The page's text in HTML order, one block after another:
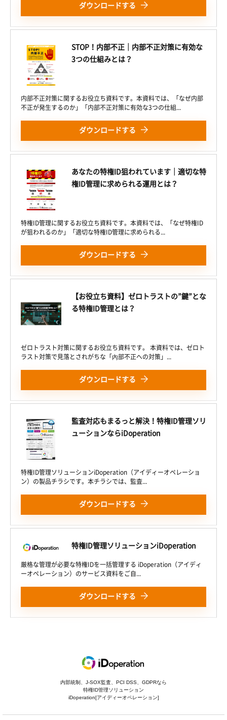
ダウンロードする
STOP！内部不正｜内部不正対策に有効な
3つの仕組みとは？
内部不正対策に関するお役立ち資料です。本資料では、「なぜ内部
不正が発生するのか」「内部不正対策に有効な3つの仕組...
ダウンロードする
あなたの特権ID狙われています｜適切な特
権ID管理に求められる運用とは？
特権ID管理に関するお役立ち資料です。本資料では、「なぜ特権ID
が狙われるのか」「適切な特権ID管理に求められる...
ダウンロードする
【お役立ち資料】ゼロトラストの”鍵”とな
る特権ID管理とは？
ゼロトラスト対策に関するお役立ち資料です。 本資料では、ゼロト
ラスト対策で見落とされがちな「內部不正への対策」...
ダウンロードする
監査対応もまるっと解決！特権ID管理ソリ
ューションならiDoperation
特権ID管理ソリューションiDoperation（アイディーオペレーショ
ン）の製品チラシです。本チラシでは、監査...
ダウンロードする
特権ID管理ソリューションiDoperation
厳格な管理が必要な特権IDを一括管理する iDoperation（アイディ
ーオペレーション）のサービス資料をご自...
ダウンロードする
内部統制、J-SOX監査、PCI DSS、GDPRなら
特権ID管理ソリューション
iDoperation[アイディーオペレーション]